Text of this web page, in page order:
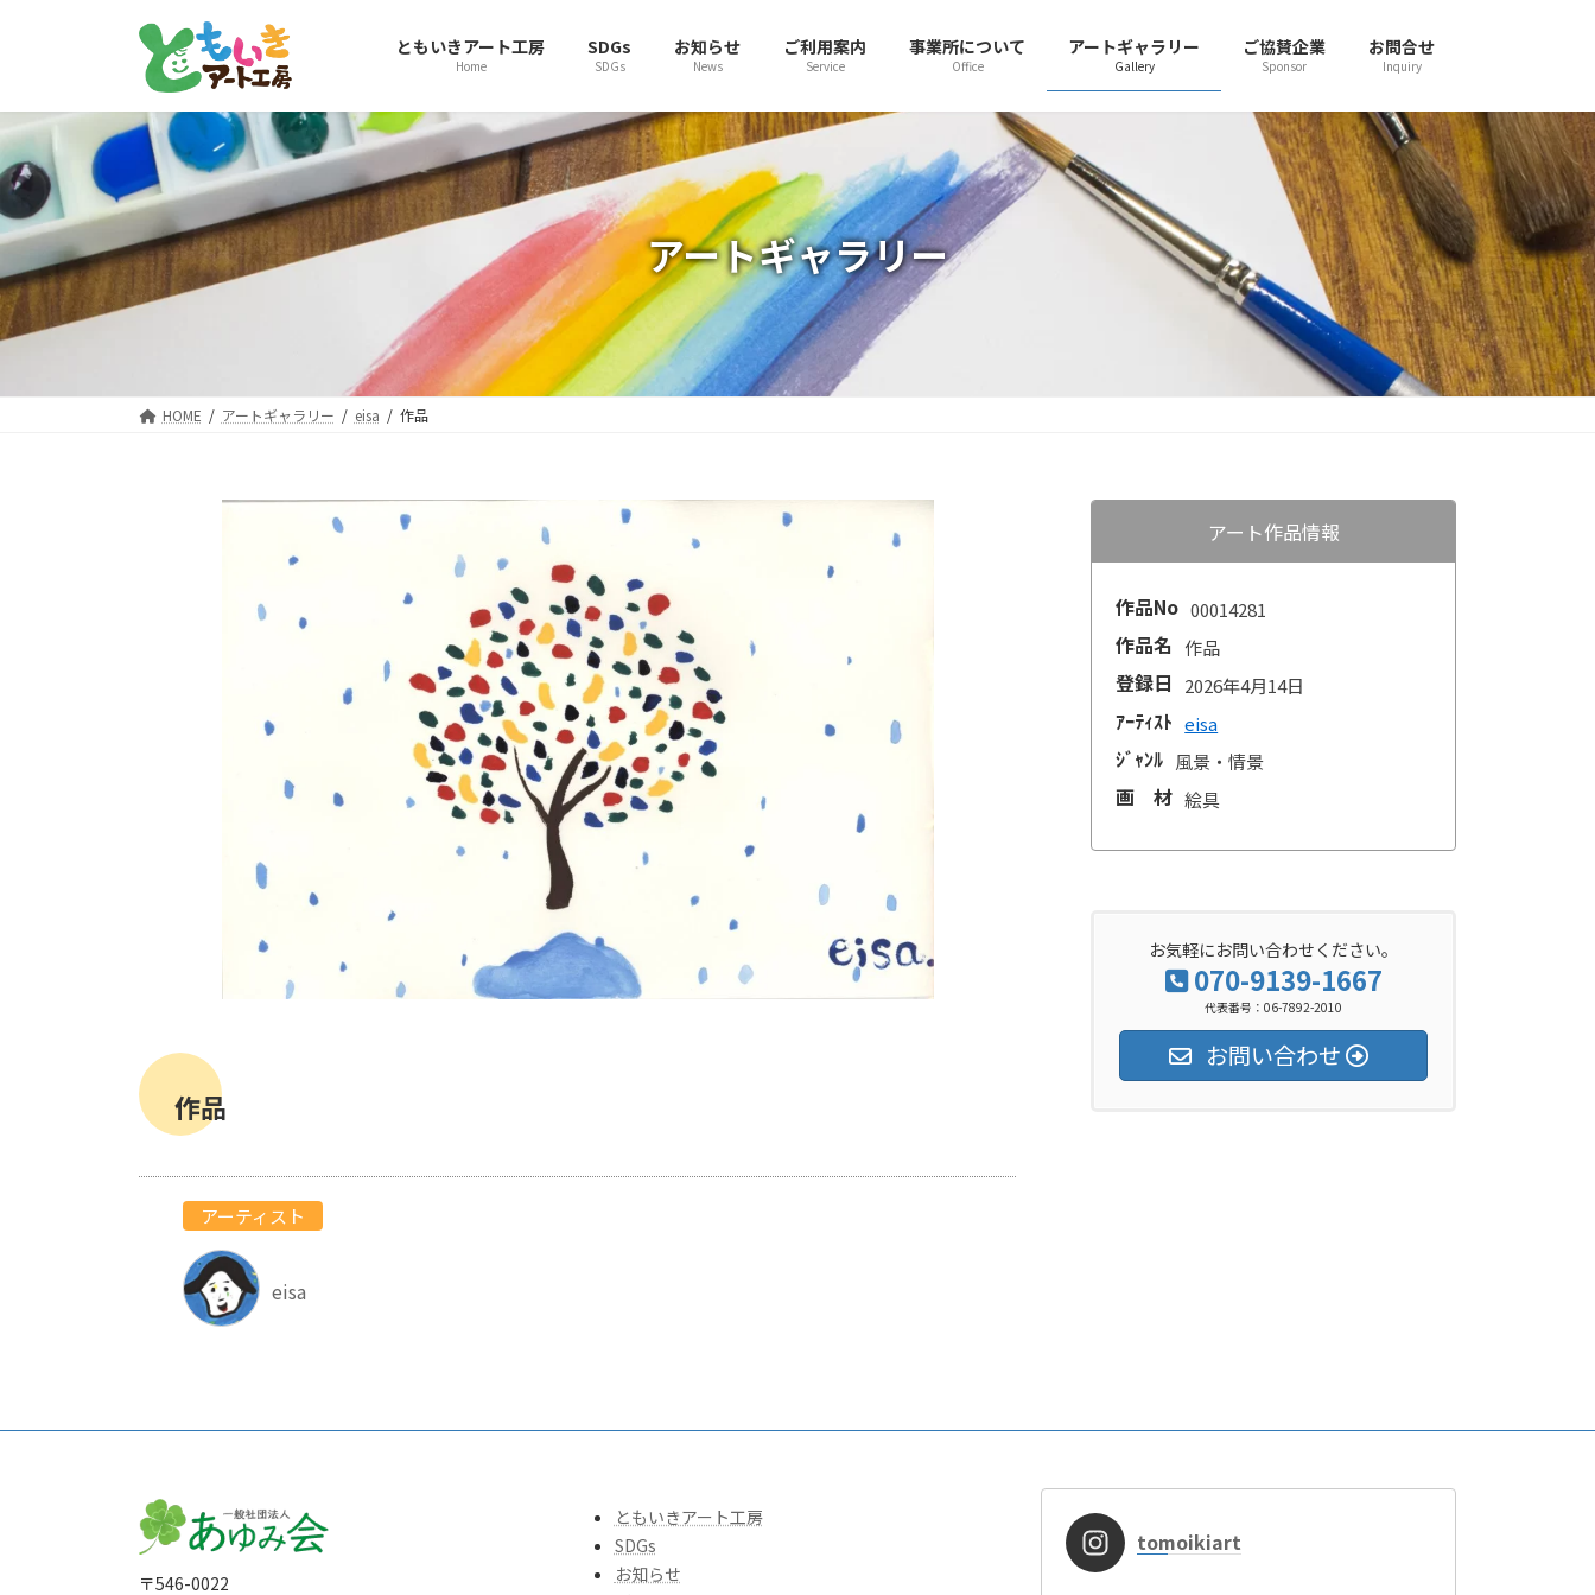
へ
ス
キ
ッ
プ
ョ
ン
に
移
動
ともいきアート工房
Home
SDGs
SDGs
お知らせ
News
ご利用案内
Service
事業所について
Office
アートギャラリー
Gallery
ご協賛企業
Sponsor
お問合せ
Inquiry
アートギャラリー
HOME アートギャラリー eisa 作品
作品
アーティスト
eisa
アート作品情報
作品No 00014281
作品名 作品
登録日 2026年4月14日
ｱｰﾃｨｽﾄ eisa
ｼﾞｬﾝﾙ 風景・情景
画 材 絵具
お気軽にお問い合わせください。
070-9139-1667
代表番号：06-7892-2010
お問い合わせ
〒546-0022
ともいきアート工房
SDGs
お知らせ
tomoikiart